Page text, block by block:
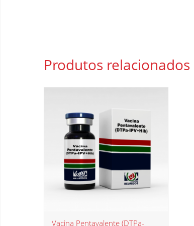
Produtos relacionados
Vacina Pentavalente (DTPa-